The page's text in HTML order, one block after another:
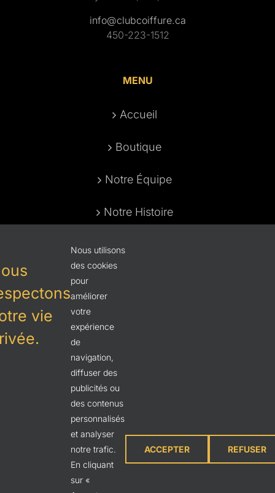
info@clubcoiffure.ca
450-223-1512
MENU
Accueil
Boutique
Notre Équipe
Notre Histoire
Politique de confidentialité
SUIVEZ-NOUS
vie
Nous utilisons
des cookies
pour
améliorer
votre
expérience
de
navigation,
diffuser des
publicités ou
des contenus
personnalisés
et analyser
notre trafic.
En cliquant
sur «
ACCEPTER REFUSER